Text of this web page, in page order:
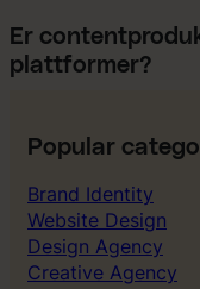
Er
plattformer?
Popular
Brand Identity
Website Design
Design Agency
Creative Agency